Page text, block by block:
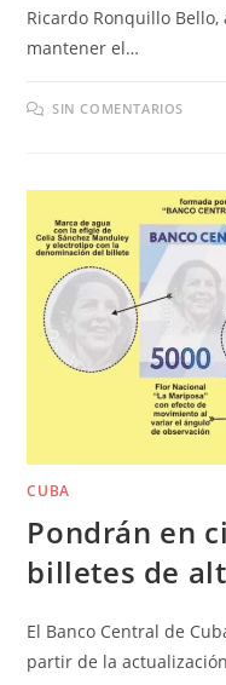
Ricardo Ronquillo
mantener el…
SIN COMENTARIOS
CUBA
Pondrán en
billetes de
El Banco Central de
partir de la